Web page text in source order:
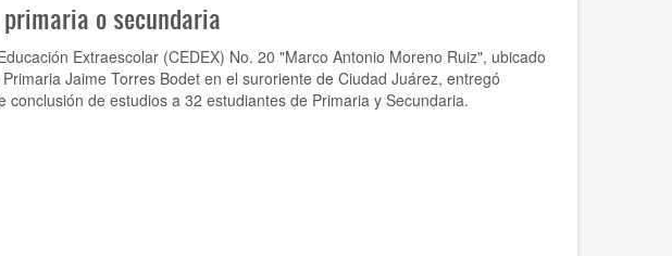
o secundaria
Extraescolar (CEDEX) No. 20 "Marco Antonio Moreno Ruiz", ubicado
Jaime Torres Bodet en el suroriente de Ciudad Juárez, entregó
conclusión de estudios a 32 estudiantes de Primaria y Secundaria.